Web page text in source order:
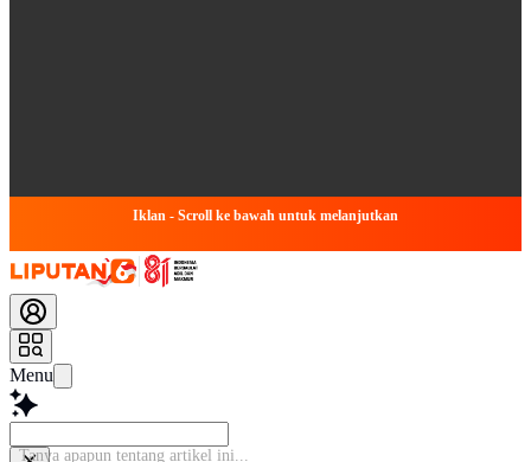
Iklan - Scroll ke bawah untuk melanjutkan
Menu